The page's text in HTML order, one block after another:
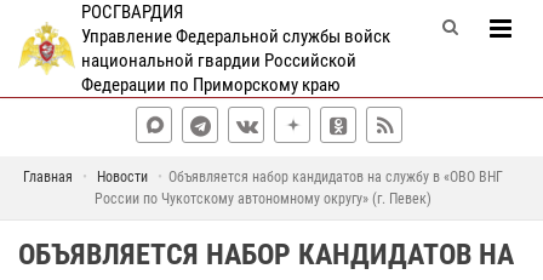
РОСГВАРДИЯ
Управление Федеральной службы войск
национальной гвардии Российской
Федерации по Приморскому краю
Главная Новости
Объявляется набор кандидатов на службу в «ОВО ВНГ
России по Чукотскому автономному округу» (г. Певек)
ОБЪЯВЛЯЕТСЯ НАБОР КАНДИДАТОВ НА